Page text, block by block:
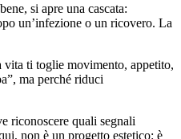
si apre una cascata:
un’infezione o un ricovero. La
vita ti toglie movimento, appetito,
ma perché riduci
riconoscere quali segnali
non è un progetto estetico: è